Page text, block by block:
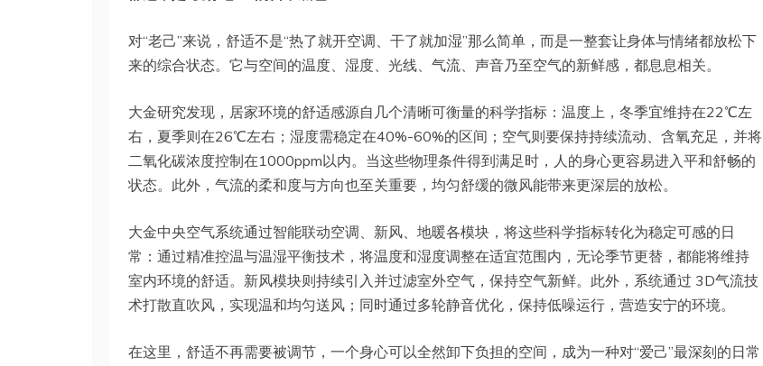
对“老己”来说，舒适不是“热了就开空调、干了就加湿”那么简单，而是一整套让身体与情绪都放松下
来的综合状态。它与空间的温度、湿度、光线、气流、声音乃至空气的新鲜感，都息息相关。
大金研究发现，居家环境的舒适感源自几个清晰可衡量的科学指标：温度上，冬季宜维持在22℃左
右，夏季则在26℃左右；湿度需稳定在40%-60%的区间；空气则要保持持续流动、含氧充足，并将
二氧化碳浓度控制在1000ppm以内。当这些物理条件得到满足时，人的身心更容易进入平和舒畅的
状态。此外，气流的柔和度与方向也至关重要，均匀舒缓的微风能带来更深层的放松。
大金中央空气系统通过智能联动空调、新风、地暖各模块，将这些科学指标转化为稳定可感的日
常：通过精准控温与温湿平衡技术，将温度和湿度调整在适宜范围内，无论季节更替，都能将维持
室内环境的舒适。新风模块则持续引入并过滤室外空气，保持空气新鲜。此外，系统通过 3D气流技
术打散直吹风，实现温和均匀送风；同时通过多轮静音优化，保持低噪运行，营造安宁的环境。
在这里，舒适不再需要被调节，一个身心可以全然卸下负担的空间，成为一种对“爱己”最深刻的日常